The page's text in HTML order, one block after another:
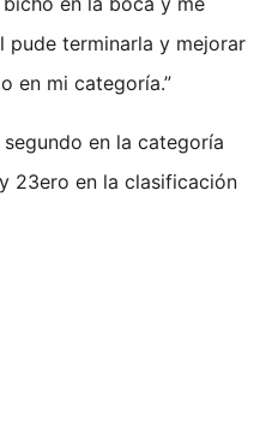
pude terminarla y mejorar
en mi categoría.”
en la categoría
23ero en la clasificación